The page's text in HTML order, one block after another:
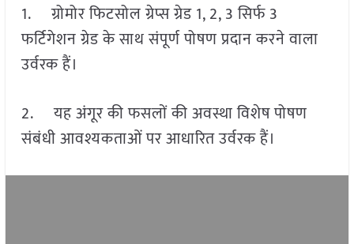
1. ग्रोमोर फिटसोल ग्रेप्स ग्रेड 1, 2, 3 सिर्फ 3
फर्टिगेशन ग्रेड के साथ संपूर्ण पोषण प्रदान करने वाला
उर्वरक हैं।
2. यह अंगूर की फसलों की अवस्था विशेष पोषण
संबंधी आवश्यकताओं पर आधारित उर्वरक हैं।